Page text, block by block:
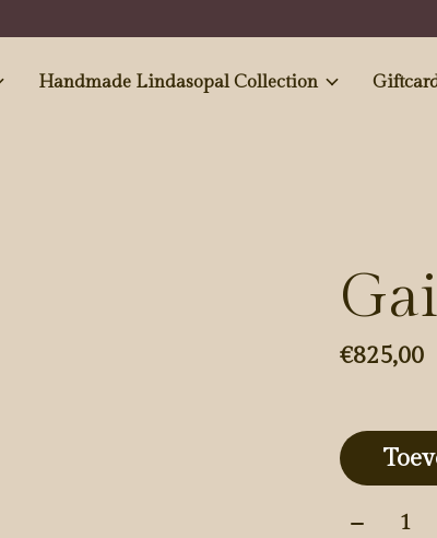
Handmade Lindasopal Collection
€825,00
Aantal: